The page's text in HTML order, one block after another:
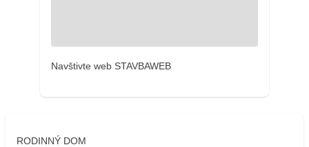
Navštivte web STAVBAWEB
RODINNÝ DOM